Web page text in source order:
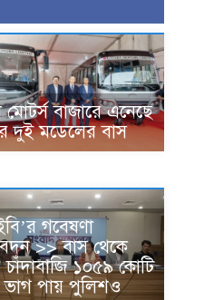
মোটর্স বাজারে এনেছে
দুই মডেলের বাস
গবেষণা
>> বাস থেকে
১০৫৯ কোটি
ভাগ পায় পুলিশও